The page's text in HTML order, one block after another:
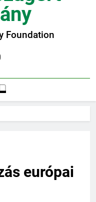
Foundation
európai